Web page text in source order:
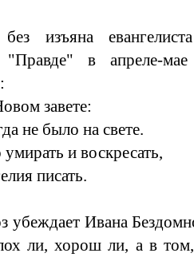
изъяна
"Правде" в апреле-
завете:
не было на свете.
и воскресать,
писать.
убеждает Ивана
ли, хорош ли, а в